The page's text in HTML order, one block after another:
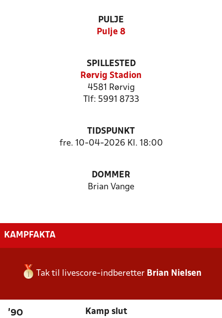
PULJE
Pulje 8
SPILLESTED
Rørvig Stadion
4581 Rørvig
Tlf: 5991 8733
TIDSPUNKT
fre. 10-04-2026 Kl. 18:00
DOMMER
Brian Vange
KAMPFAKTA
Tak til livescore-indberetter Brian Nielsen
'90 Kamp slut